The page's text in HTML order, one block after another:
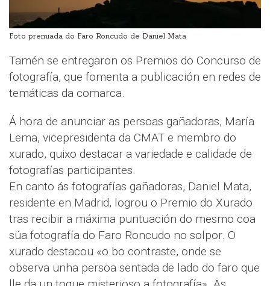
Foto premiada do Faro Roncudo de Daniel Mata
Tamén se entregaron os Premios do Concurso de
fotografía, que fomenta a publicación en redes de
temáticas da comarca.
Á hora de anunciar as persoas gañadoras, María
Lema, vicepresidenta da CMAT e membro do
xurado, quixo destacar a variedade e calidade de
fotografías participantes.
En canto ás fotografías gañadoras, Daniel Mata,
residente en Madrid, logrou o Premio do Xurado
tras recibir a máxima puntuación do mesmo coa
súa fotografía do Faro Roncudo no solpor. O
xurado destacou «o bo contraste, onde se
observa unha persoa sentada de lado do faro que